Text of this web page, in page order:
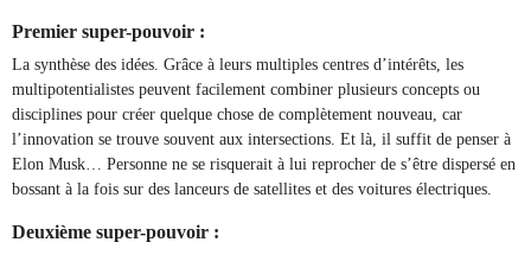
Premier super-pouvoir :
La synthèse des idées. Grâce à leurs multiples centres d’intérêts, les
multipotentialistes peuvent facilement combiner plusieurs concepts ou
disciplines pour créer quelque chose de complètement nouveau, car
l’innovation se trouve souvent aux intersections. Et là, il suffit de penser à
Elon Musk… Personne ne se risquerait à lui reprocher de s’être dispersé en
bossant à la fois sur des lanceurs de satellites et des voitures électriques.
Deuxième super-pouvoir :